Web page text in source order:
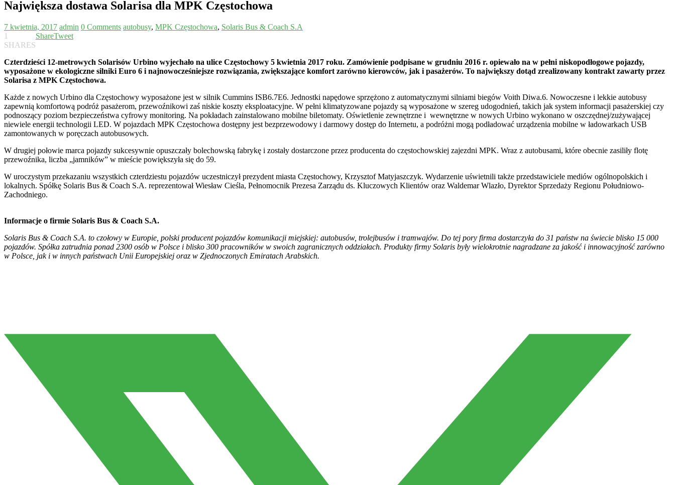
Największa dostawa Solarisa dla MPK Częstochowa
7 kwietnia, 2017 admin 0 Comments autobusy, MPK Częstochowa, Solaris Bus & Coach S.A
1
SHARES
ShareTweet
Czterdzieści 12-metrowych Solarisów Urbino wyjechało na ulice Częstochowy 5 kwietnia 2017 roku. Zamówienie podpisane w grudniu 2016 r. opiewało na w pełni niskopodłogowe pojazdy,
wyposażone w ekologiczne silniki Euro 6 i najnowocześniejsze rozwiązania, zwiększające komfort zarówno kierowców, jak i pasażerów. To największy dotąd zrealizowany kontrakt zawarty przez
Solarisa z MPK Częstochowa.
Każde z nowych Urbino dla Częstochowy wyposażone jest w silnik Cummins ISB6.7E6. Jednostki napędowe sprzężono z automatycznymi silniami biegów Voith Diwa.6. Nowoczesne i lekkie autobusy
zapewnią komfortową podróż pasażerom, przewoźnikowi zaś niskie koszty eksploatacyjne. W pełni klimatyzowane pojazdy są wyposażone w szereg udogodnień, takich jak system informacji pasażerskiej czy
podnoszący poziom bezpieczeństwa cyfrowy monitoring. Na pokładach zainstalowano mobilne biletomaty. Oświetlenie zewnętrzne i wewnętrzne w nowych Urbino wykonano w oszczędnej/zużywającej
niewiele energii technologii LED. W pojazdach MPK Częstochowa dostępny jest bezprzewodowy i darmowy dostęp do Internetu, a podróżni mogą podładować urządzenia mobilne w ładowarkach USB
zamontowanych w poręczach autobusowych.
W drugiej połowie marca pojazdy sukcesywnie opuszczały bolechowską fabrykę i zostały dostarczone przez producenta do częstochowskiej zajezdni MPK. Wraz z autobusami, które obecnie zasiliły flotę
przewoźnika, liczba „jamników” w mieście powiększyła się do 59.
W uroczystym przekazaniu wszystkich czterdziestu pojazdów uczestniczył prezydent miasta Częstochowy, Krzysztof Matyjaszczyk. Wydarzenie uświetnili także przedstawiciele mediów ogólnopolskich i
lokalnych. Spółkę Solaris Bus & Coach S.A. reprezentował Wiesław Cieśla, Pełnomocnik Prezesa Zarządu ds. Kluczowych Klientów oraz Waldemar Wlazło, Dyrektor Sprzedaży Regionu Południowo-
Zachodniego.
Informacje o firmie Solaris Bus & Coach S.A.
Solaris Bus & Coach S.A. to czołowy w Europie, polski producent pojazdów komunikacji miejskiej: autobusów, trolejbusów i tramwajów. Do tej pory firma dostarczyła do 31 państw na świecie blisko 15 000
pojazdów. Spółka zatrudnia ponad 2300 osób w Polsce i blisko 300 pracowników w swoich zagranicznych oddziałach. Produkty firmy Solaris były wielokrotnie nagradzane za jakość i innowacyjność zarówno
w Polsce, jak i w innych państwach Unii Europejskiej oraz w Zjednoczonych Emiratach Arabskich.